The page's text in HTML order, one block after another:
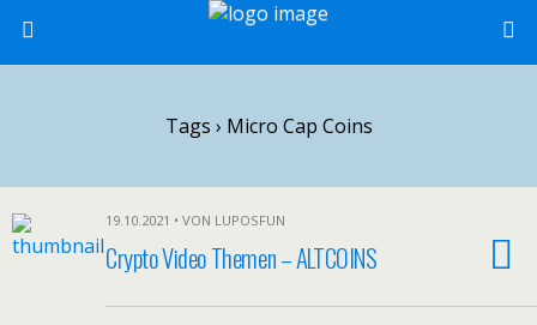
Tags › Micro Cap Coins
19.10.2021 • VON LUPOSFUN
Crypto Video Themen – ALTCOINS